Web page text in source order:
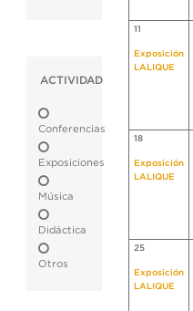
ACTIVIDAD
Conferencias
Exposiciones
Música
Didáctica
Otros
11
Exposición
LALIQUE
18
Exposición
LALIQUE
25
Exposición
LALIQUE